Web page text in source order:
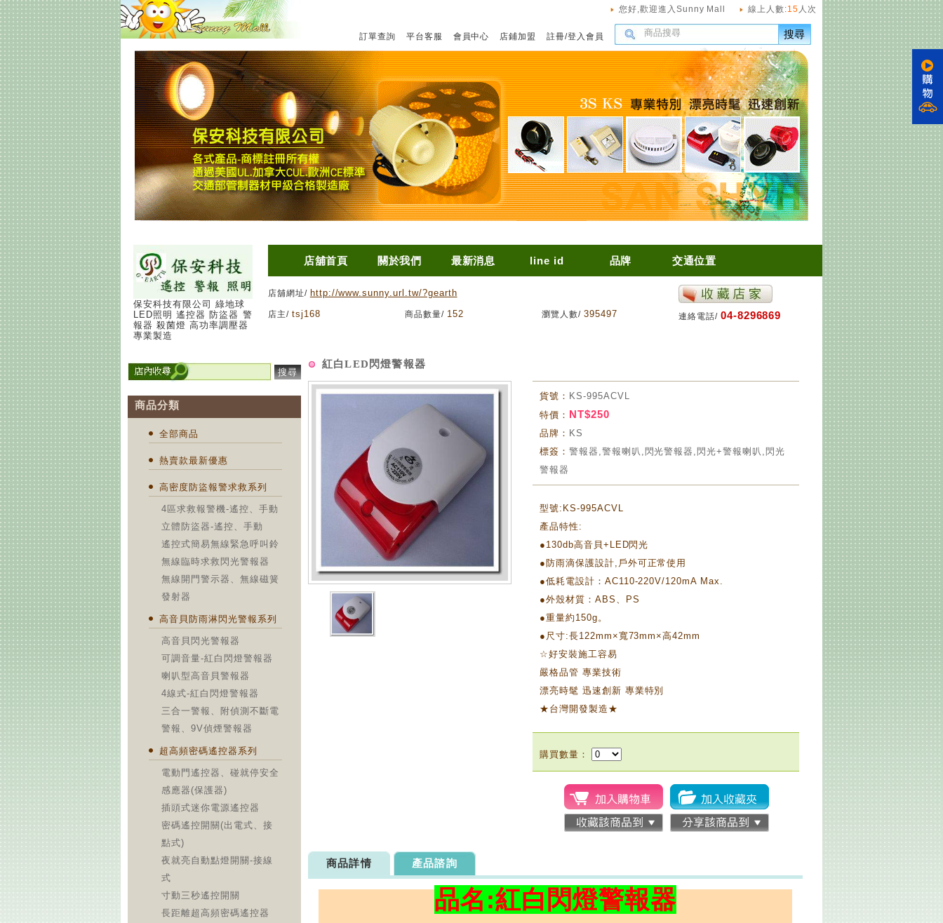
線上人數:15 人次
您好,歡迎進入Sunny Mall
註冊/登入會員
店鋪加盟
會員中心
平台客服
訂單查詢 搜尋
保安科技有限公司 綠地球
LED照明 遙控器 防盜器 警
報器 殺菌燈 高功率調壓器
專業製造
店舖首頁 關於我們 最新消息 line id 品牌 交通位置
店舖網址/ http://www.sunny.url.tw/?gearth
店主/ tsj168 商品數量/ 152 瀏覽人數/ 395497 連絡電話/ 04-8296869
搜尋
商品分類
全部商品
熱賣款最新優惠
高密度防盜報警求救系列
4區求救報警機-遙控、手動
立體防盜器-遙控、手動
遙控式簡易無線緊急呼叫鈴
無線臨時求救閃光警報器
無線開門警示器、無線磁簧
發射器
高音貝防雨淋閃光警報系列
高音貝閃光警報器
可調音量-紅白閃燈警報器
喇叭型高音貝警報器
4線式-紅白閃燈警報器
三合一警報、附偵測不斷電
警報、9V偵煙警報器
超高頻密碼遙控器系列
電動門遙控器、碰就停安全
感應器(保護器)
插頭式迷你電源遙控器
密碼遙控開關(出電式、接
點式)
夜就亮自動點燈開關-接線
式
寸動三秒遙控開關
長距離超高頻密碼遙控器
紅白LED閃燈警報器
貨號： KS-995ACVL
特價： NT$250
品牌： KS
標簽： 警報器,警報喇叭,閃光警報器,閃光+警報喇叭,閃光
警報器
型號:KS-995ACVL
產品特性:
●130db高音貝+LED閃光
●防雨滴保護設計,戶外可正常使用
●低耗電設計：AC110-220V/120mA Max.
●外殼材質：ABS、PS
●重量約150g。
●尺寸:長122mm×寬73mm×高42mm
☆好安裝施工容易
嚴格品管 專業技術
漂亮時髦 迅速創新 專業特別
★台灣開發製造★
購買數量：
商品詳情 產品諮詢
品名:紅白閃燈警報器